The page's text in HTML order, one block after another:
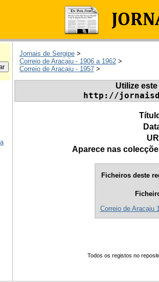
Jornais de Sergipe >
Correio de Aracaju - 1906 a 1962 >
Correio de Aracaju - 1957 >
Utilize
http://
Aparece nas
Ficheiros deste
Correio de Aracaju
Todos os registos no